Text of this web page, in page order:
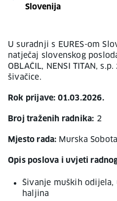
Slovenija
U suradnji s EURES-om
natječaj slovenskog
OBLAČIL, NENSI TITAN,
šivačice.
Rok prijave: 01.03.2026.
Broj traženih radnika: 2
Mjesto rada: Murska
Opis poslova i uvjeti
Šivanje muških
haljina